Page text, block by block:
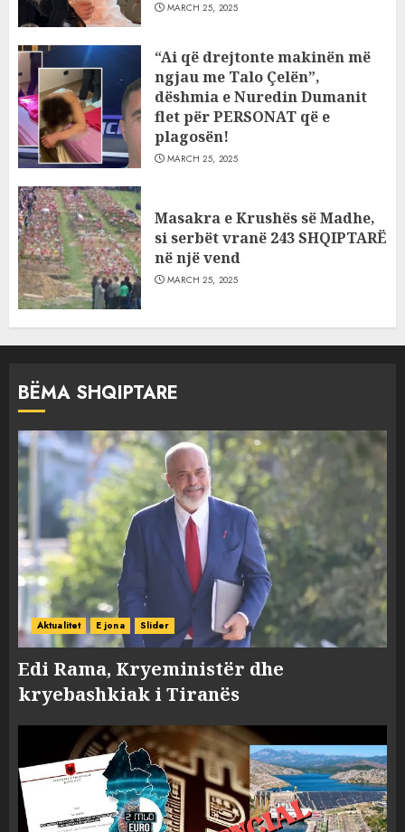
MARCH 25, 2025
“Ai që drejtonte makinën më
ngjau me Talo Çelën”,
dëshmia e Nuredin Dumanit
flet për PERSONAT që e
plagosën!
MARCH 25, 2025
Masakra e Krushës së Madhe,
si serbët vranë 243 SHQIPTARË
në një vend
MARCH 25, 2025
BËMA SHQIPTARE
Aktualitet E jona Slider
Edi Rama, Kryeministër dhe
kryebashkiak i Tiranës